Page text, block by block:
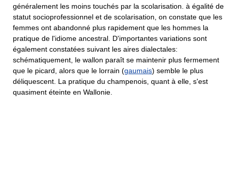
généralement les moins touchés par la scolarisation. à égalité de
statut socioprofessionnel et de scolarisation, on constate que les
femmes ont abandonné plus rapidement que les hommes la
pratique de l'idiome ancestral. D'importantes variations sont
également constatées suivant les aires dialectales:
schématiquement, le wallon paraît se maintenir plus fermement
que le picard, alors que le lorrain (gaumais) semble le plus
déliquescent. La pratique du champenois, quant à elle, s'est
quasiment éteinte en Wallonie.